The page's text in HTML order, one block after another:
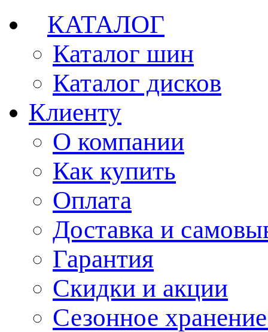
КАТАЛОГ
Каталог шин
Каталог дисков
Клиенту
О компании
Как купить
Оплата
Доставка и
Гарантия
Скидки и акции
Сезонное